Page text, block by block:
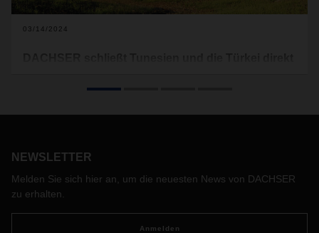
03/14/2024
Stückgut, Teil- und Komplettladungen nach Tunesien und in
seinen Kunden einen schnelleren und effizienteren
NEWSLETTER
Melden Sie sich hier an, um die neuesten News von DACHSER
zu erhalten.
Anmelden